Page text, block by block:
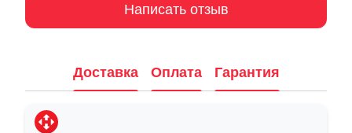
Написать отзыв
Доставка Оплата Гарантия